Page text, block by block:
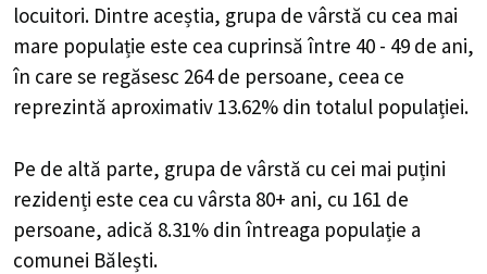
locuitori. Dintre aceștia, grupa de vârstă cu cea mai
mare populație este cea cuprinsă între 40 - 49 de ani,
în care se regăsesc 264 de persoane, ceea ce
reprezintă aproximativ 13.62% din totalul populației.
Pe de altă parte, grupa de vârstă cu cei mai puțini
rezidenți este cea cu vârsta 80+ ani, cu 161 de
persoane, adică 8.31% din întreaga populație a
comunei Bălești.